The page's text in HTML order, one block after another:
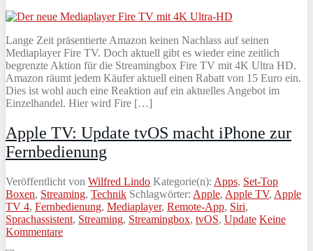
Lange Zeit präsentierte Amazon keinen Nachlass auf seinen
Mediaplayer Fire TV. Doch aktuell gibt es wieder eine zeitlich
begrenzte Aktion für die Streamingbox Fire TV mit 4K Ultra HD.
Amazon räumt jedem Käufer aktuell einen Rabatt von 15 Euro ein.
Dies ist wohl auch eine Reaktion auf ein aktuelles Angebot im
Einzelhandel. Hier wird Fire […]
Apple TV: Update tvOS macht iPhone zur
Fernbedienung
Veröffentlicht von Wilfred Lindo Kategorie(n): Apps, Set-Top
Boxen, Streaming, Technik Schlagwörter: Apple, Apple TV, Apple
TV 4, Fernbedienung, Mediaplayer, Remote-App, Siri,
Sprachassistent, Streaming, Streamingbox, tvOS, Update Keine
Kommentare